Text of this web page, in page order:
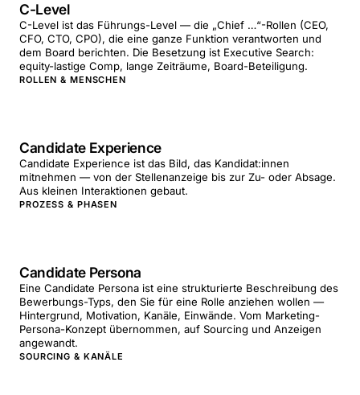
C-Level
C-Level ist das Führungs-Level — die „Chief …“-Rollen (CEO,
CFO, CTO, CPO), die eine ganze Funktion verantworten und
dem Board berichten. Die Besetzung ist Executive Search:
equity-lastige Comp, lange Zeiträume, Board-Beteiligung.
ROLLEN & MENSCHEN
Candidate Experience
Candidate Experience ist das Bild, das Kandidat:innen
mitnehmen — von der Stellenanzeige bis zur Zu- oder Absage.
Aus kleinen Interaktionen gebaut.
PROZESS & PHASEN
Candidate Persona
Eine Candidate Persona ist eine strukturierte Beschreibung des
Bewerbungs-Typs, den Sie für eine Rolle anziehen wollen —
Hintergrund, Motivation, Kanäle, Einwände. Vom Marketing-
Persona-Konzept übernommen, auf Sourcing und Anzeigen
angewandt.
SOURCING & KANÄLE